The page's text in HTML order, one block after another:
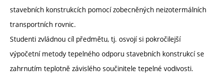
stavebních konstrukcích pomocí zobecněných neizotermálních
transportních rovnic.
Studenti zvládnou cíl předmětu, tj. osvojí si pokročilejší
výpočetní metody tepelného odporu stavebních konstrukcí se
zahrnutím teplotně závislého součinitele tepelné vodivosti.